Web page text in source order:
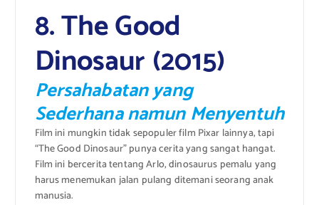
8. The Good
Dinosaur (2015)
Persahabatan yang
Sederhana namun Menyentuh
Film ini mungkin tidak sepopuler film Pixar lainnya, tapi
“The Good Dinosaur” punya cerita yang sangat hangat.
Film ini bercerita tentang Arlo, dinosaurus pemalu yang
harus menemukan jalan pulang ditemani seorang anak
manusia.